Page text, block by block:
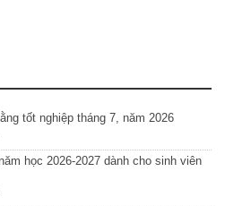
tốt nghiệp tháng 7, năm 2026
học 2026-2027 dành cho sinh viên